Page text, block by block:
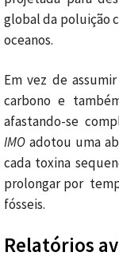
global da poluição
oceanos.
Em vez de
carbono e
afastando-se
IMO adotou uma
cada toxina
prolongar por
fósseis.
Relatórios